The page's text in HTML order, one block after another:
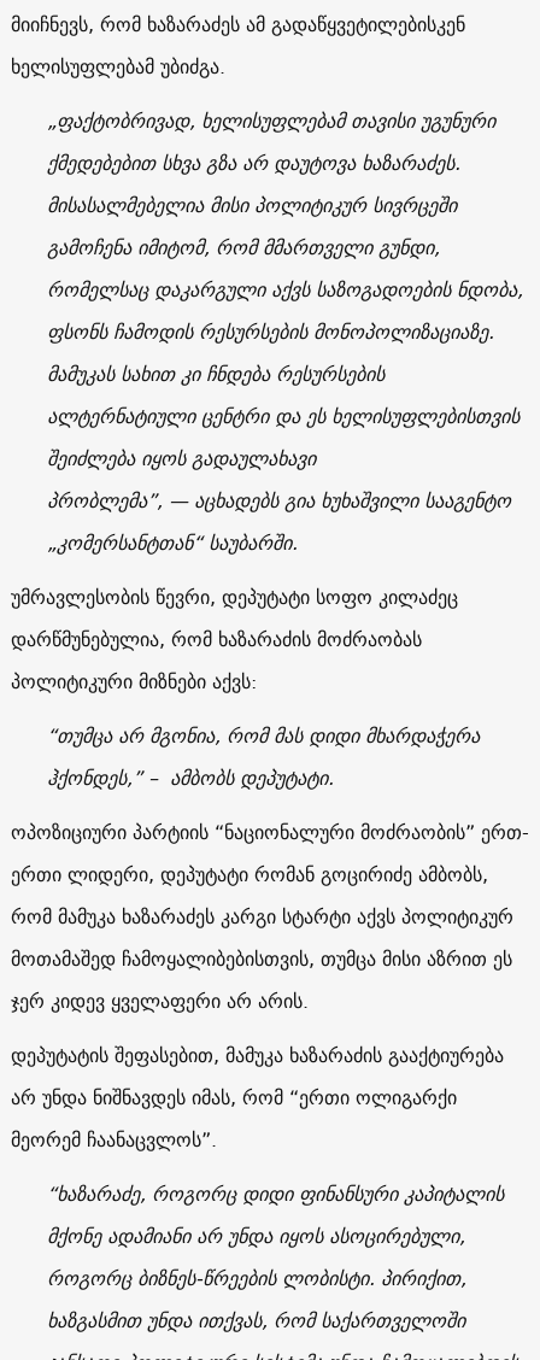
მიიჩნევს, რომ ხაზარაძეს ამ გადაწყვეტილებისკენ
ხელისუფლებამ უბიძგა.
„ფაქტობრივად, ხელისუფლებამ თავისი უგუნური
ქმედებებით სხვა გზა არ დაუტოვა ხაზარაძეს.
მისასალმებელია მისი პოლიტიკურ სივრცეში
გამოჩენა იმიტომ, რომ მმართველი გუნდი,
რომელსაც დაკარგული აქვს საზოგადოების ნდობა,
ფსონს ჩამოდის რესურსების მონოპოლიზაციაზე.
მამუკას სახით კი ჩნდება რესურსების
ალტერნატიული ცენტრი და ეს ხელისუფლებისთვის
შეიძლება იყოს გადაულახავი
პრობლემა”, — აცხადებს გია ხუხაშვილი სააგენტო
„კომერსანტთან“ საუბარში.
უმრავლესობის წევრი, დეპუტატი სოფო კილაძეც
დარწმუნებულია, რომ ხაზარაძის მოძრაობას
პოლიტიკური მიზნები აქვს:
“თუმცა არ მგონია, რომ მას დიდი მხარდაჭერა
ჰქონდეს,” – ამბობს დეპუტატი.
ოპოზიციური პარტიის “ნაციონალური მოძრაობის” ერთ-
ერთი ლიდერი, დეპუტატი რომან გოცირიძე ამბობს,
რომ მამუკა ხაზარაძეს კარგი სტარტი აქვს პოლიტიკურ
მოთამაშედ ჩამოყალიბებისთვის, თუმცა მისი აზრით ეს
ჯერ კიდევ ყველაფერი არ არის.
დეპუტატის შეფასებით, მამუკა ხაზარაძის გააქტიურება
არ უნდა ნიშნავდეს იმას, რომ “ერთი ოლიგარქი
მეორემ ჩაანაცვლოს”.
“ხაზარაძე, როგორც დიდი ფინანსური კაპიტალის
მქონე ადამიანი არ უნდა იყოს ასოცირებული,
როგორც ბიზნეს-წრეების ლობისტი. პირიქით,
ხაზგასმით უნდა ითქვას, რომ საქართველოში